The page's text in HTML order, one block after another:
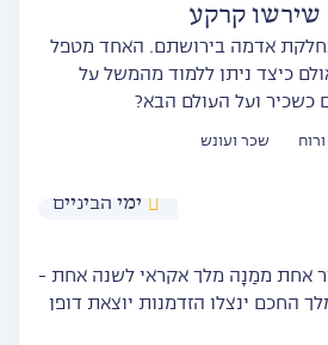
קרקע
אדמה בירושתם. האחד מטפל
כיצד ניתן ללמוד מהמשל על
ועל העולם הבא?
שכר ועונש
ימי הביניים
אחת ממַנָה מלך אקראי לשנה אחת -
החכם ינצלו הזדמנות יוצאת דופן